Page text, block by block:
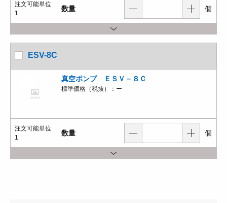
注文可能単位
1
数量 個
ESV-8C
真空ポンプ ＥＳＶ－８Ｃ
標準価格（税抜）： ー
注文可能単位
1
数量 個